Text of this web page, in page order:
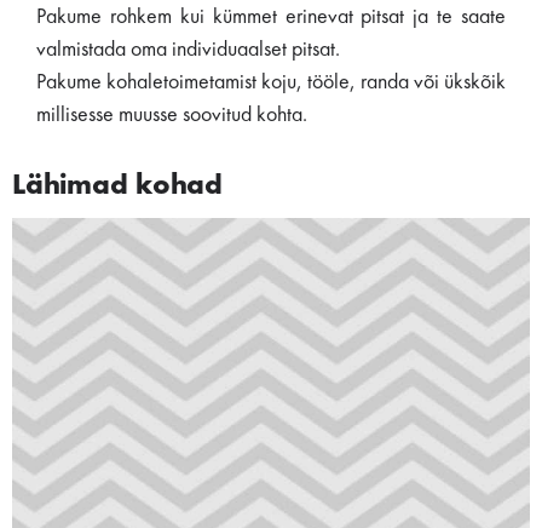
Pakume rohkem kui kümmet erinevat pitsat ja te saate
valmistada oma individuaalset pitsat.
Pakume kohaletoimetamist koju, tööle, randa või ükskõik
millisesse muusse soovitud kohta.
Lähimad kohad